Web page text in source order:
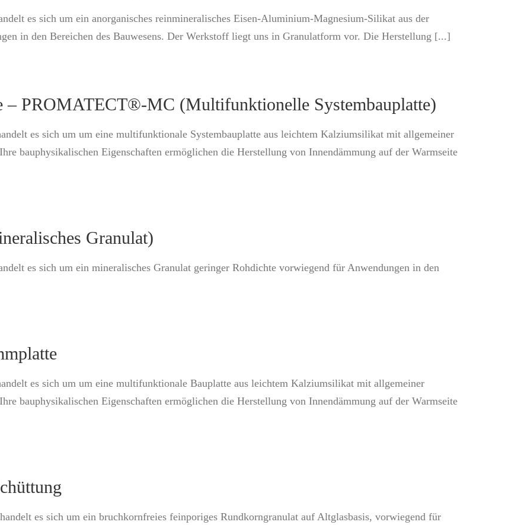
es sich um ein anorganisches reinmineralisches Eisen-Aluminium-Magnesium-Silikat aus der
in den Bereichen des Bauwesens. Der Werkstoff liegt uns in Granulatform vor. Die Herstellung [...]
– PROMATECT®-MC (Multifunktionelle Systembauplatte)
es sich um um eine multifunktionale Systembauplatte aus leichtem Kalziumsilikat mit allgemeiner
bauphysikalischen Eigenschaften ermöglichen die Herstellung von Innendämmung auf der Warmseite
Granulat)
es sich um ein mineralisches Granulat geringer Rohdichte vorwiegend für Anwendungen in den
es sich um um eine multifunktionale Bauplatte aus leichtem Kalziumsilikat mit allgemeiner
bauphysikalischen Eigenschaften ermöglichen die Herstellung von Innendämmung auf der Warmseite
es sich um ein bruchkornfreies feinporiges Rundkorngranulat auf Altglasbasis, vorwiegend für